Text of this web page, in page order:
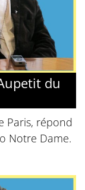
du
Paris, répond
Notre Dame.